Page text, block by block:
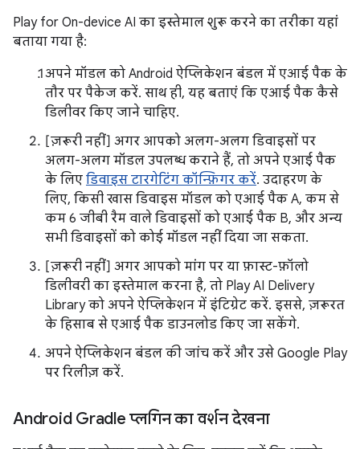
Play for On-device AI का इस्तेमाल शुरू करने का तरीका यहां
बताया गया है:
अपने मॉडल को Android ऐप्लिकेशन बंडल में एआई पैक के
तौर पर पैकेज करें. साथ ही, यह बताएं कि एआई पैक कैसे
डिलीवर किए जाने चाहिए.
[ज़रूरी नहीं] अगर आपको अलग-अलग डिवाइसों पर
अलग-अलग मॉडल उपलब्ध कराने हैं, तो अपने एआई पैक
के लिए डिवाइस टारगेटिंग कॉन्फ़िगर करें. उदाहरण के
लिए, किसी खास डिवाइस मॉडल को एआई पैक A, कम से
कम 6 जीबी रैम वाले डिवाइसों को एआई पैक B, और अन्य
सभी डिवाइसों को कोई मॉडल नहीं दिया जा सकता.
[ज़रूरी नहीं] अगर आपको मांग पर या फ़ास्ट-फ़ॉलो
डिलीवरी का इस्तेमाल करना है, तो Play AI Delivery
Library को अपने ऐप्लिकेशन में इंटिग्रेट करें. इससे, ज़रूरत
के हिसाब से एआई पैक डाउनलोड किए जा सकेंगे.
अपने ऐप्लिकेशन बंडल की जांच करें और उसे Google Play
पर रिलीज़ करें.
Android Gradle प्लगिन का वर्शन देखना